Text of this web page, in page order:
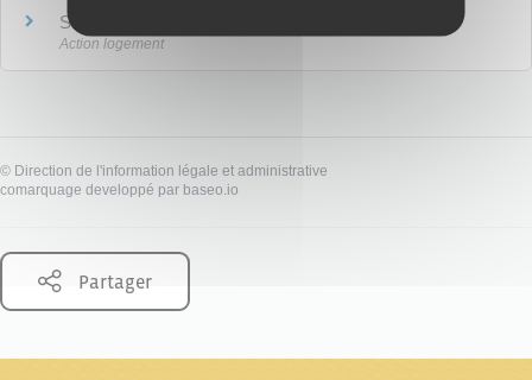
Site Visale.fr
Action logement
© Direction de l'information légale et administrative
comarquage developpé par baseo.io
Partager